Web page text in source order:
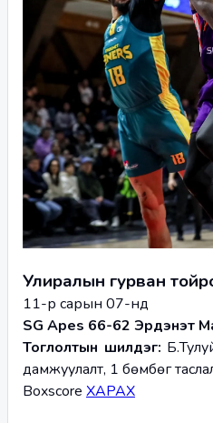
Улиралын гурван
11-р сарын 07-нд
SG Apes 66-62 Эрдэнэт
Тоглолтын шилдэг:
дамжуулалт, 1 бөмбөг
Boxscore ХАРАХ